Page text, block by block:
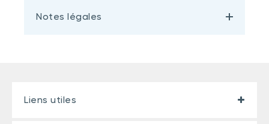
Notes légales
Liens utiles